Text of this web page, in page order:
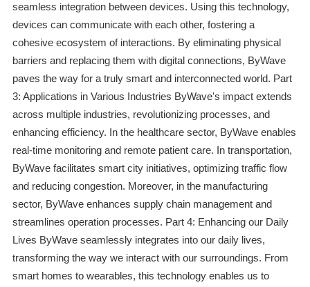
seamless integration between devices. Using this technology,
devices can communicate with each other, fostering a
cohesive ecosystem of interactions. By eliminating physical
barriers and replacing them with digital connections, ByWave
paves the way for a truly smart and interconnected world. Part
3: Applications in Various Industries ByWave's impact extends
across multiple industries, revolutionizing processes, and
enhancing efficiency. In the healthcare sector, ByWave enables
real-time monitoring and remote patient care. In transportation,
ByWave facilitates smart city initiatives, optimizing traffic flow
and reducing congestion. Moreover, in the manufacturing
sector, ByWave enhances supply chain management and
streamlines operation processes. Part 4: Enhancing our Daily
Lives ByWave seamlessly integrates into our daily lives,
transforming the way we interact with our surroundings. From
smart homes to wearables, this technology enables us to